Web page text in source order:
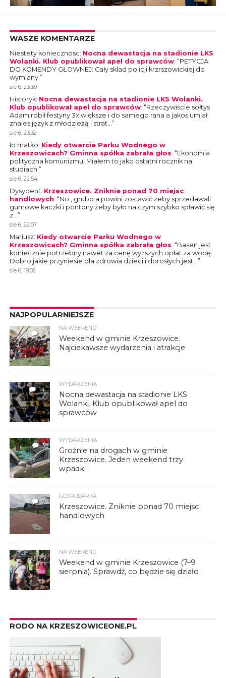
WASZE KOMENTARZE
Niestety koniecznosc: Nocna dewastacja na stadionie LKS
Wolanki. Klub opublikował apel do sprawców: “PETYCJA
DO KOMENDY GŁOWNEJ: Cały sklad policji krzrszowickiej do
wymiany. ”
sie 6, 23:39
Historyk: Nocna dewastacja na stadionie LKS Wolanki.
Klub opublikował apel do sprawców: “Rzeczywiście sołtys
Adam robił festyny 3x większe i do samego rana a jakoś umiał
znales język z młodzieżą i strat… ”
sie 6, 23:32
ło matko: Kiedy otwarcie Parku Wodnego w
Krzeszowicach? Gminna spółka zabrała głos: “Ekonomia
polityczna komunizmu. Miałem to jako ostatni rocznik na
studiach. ”
sie 6, 22:54
Dysydent: Krzeszowice. Zniknie ponad 70 miejsc
handlowych: “No , grubo a powini zostawić żeby sprzedawali
gumowe kaczki i pontony żeby było na czym szybko spławić się
z… ”
sie 6, 22:07
Mariusz: Kiedy otwarcie Parku Wodnego w
Krzeszowicach? Gminna spółka zabrała głos: “Basen jest
koniecznie potrzebny nawet za cenę wyższych opłat za wodę.
Dobro jakie przyniesie dla zdrowia dzieci i dorosłych jest… ”
sie 6, 18:02
NAJPOPULARNIEJSZE
4
NA WEEKEND
Weekend w gminie Krzeszowice.
Najciekawsze wydarzenia i atrakcje
14
WYDARZENIA
Nocna dewastacja na stadionie LKS
Wolanki. Klub opublikował apel do
sprawców
3
WYDARZENIA
Groźnie na drogach w gminie
Krzeszowice. Jeden weekend trzy
wpadki
7
GOSPODARKA
Krzeszowice. Zniknie ponad 70 miejsc
handlowych
NA WEEKEND
Weekend w gminie Krzeszowice (7–9
sierpnia). Sprawdź, co będzie się działo
RODO NA KRZESZOWICEONE.PL